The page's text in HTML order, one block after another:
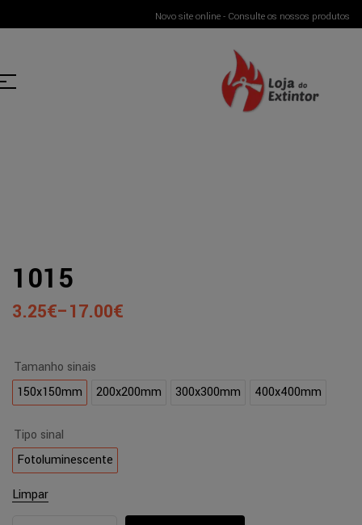
Novo site online - Consulte os nossos produtos
1015
3.25€–17.00€
Tamanho sinais
150x150mm
200x200mm 300x300mm 400x400mm
Tipo sinal
Fotoluminescente
Limpar